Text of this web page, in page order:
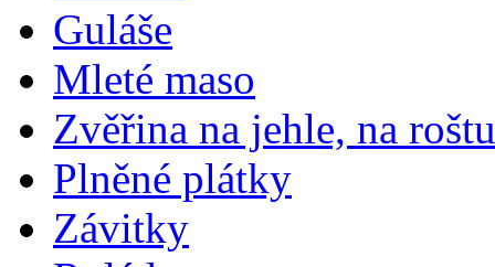
Guláše
Mleté maso
Zvěřina na jehle, na roštu
Plněné plátky
Závitky